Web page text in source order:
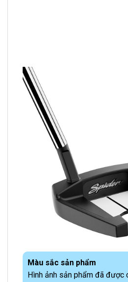
Màu sắc sản phẩm
Hình ảnh sản phẩm đã được